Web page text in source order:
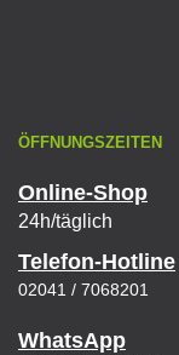
ÖFFNUNGSZEITEN
Online-Shop
24h/täglich
Telefon-Hotline
02041 / 7068201
WhatsApp